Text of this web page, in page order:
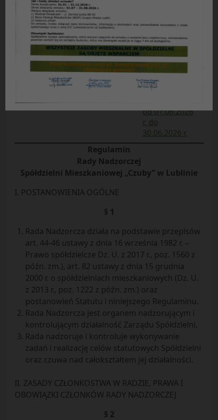
do Uchwały nr
11/2026
Walnego
Zgromadzenia
SM „Czuby” w
Lublinie
odbytego w
od 01.06.2026
r. do
30.06.2026 r.
Regulamin
Rady Nadzorczej
Spółdzielni Mieszkaniowej „Czuby” w Lublinie
I. POSTANOWIENIA OGÓLNE
§ 1
Rada Nadzorcza działa na podstawie przepisów
art. 44-46 ustawy z dnia 16 września 1982 r. –
Prawo spółdzielcze Dz. U. z 2017 r., poz. 1560 z
późn. zm.), art. 82 ustawy z dnia 15 grudnia
2000 r. o spółdzielniach mieszkaniowych (Dz. U.
z 2013 r., poz. 1222 z późn. zm.) oraz
postanowień Statutu i niniejszego Regulaminu.
Rada Nadzorcza jest organem nadzorującym i
kontrolującym działalność Zarządu Spółdzielni.
Rada nadzoruje i kontroluje wykonywanie
zadań i realizację celów statutowych Spółdzielni
oraz czuwa nad całokształtem jej działalności.
II. ZASADY CZŁONKOSTWA W RADZIE, PRAWA I
OBOWIĄZKI CZŁONKÓW RADY NADZORCZEJ
§ 2